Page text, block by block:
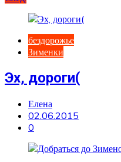
бездорожье
Зименки
Эх, дороги(
Елена
02.06.2015
0